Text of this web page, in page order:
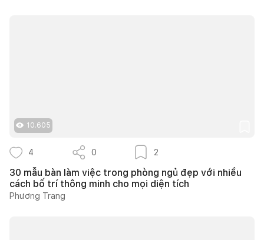
10.605
4 0 2
30 mẫu bàn làm việc trong phòng ngủ đẹp với nhiều
cách bố trí thông minh cho mọi diện tích
Phương Trang